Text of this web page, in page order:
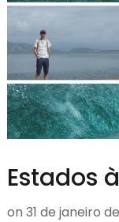
Estados
on 31 de janeiro